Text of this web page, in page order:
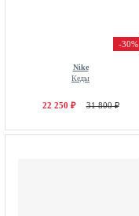
-30%
Nike
Кеды
22 250 ₽ 31 800 ₽